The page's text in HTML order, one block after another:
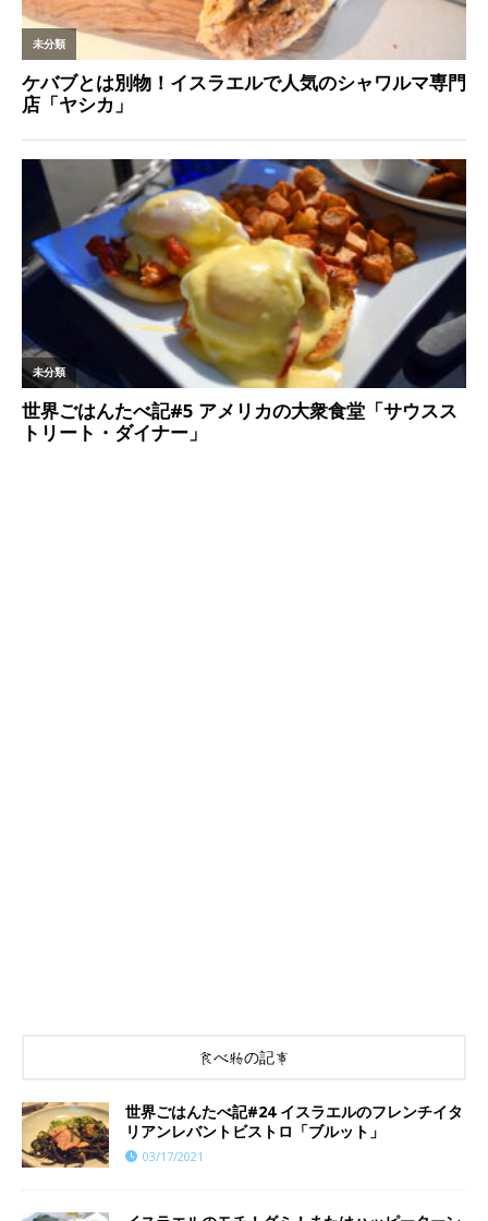
食べ物の記事
世界ごはんたべ記#24 イスラエルのフレンチイタ
リアンレバントビストロ「ブルット」
03/17/2021